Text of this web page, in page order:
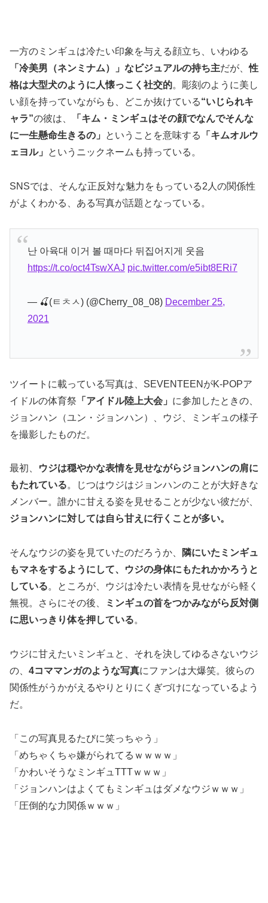
一方のミンギュは冷たい印象を与える顔立ち、いわゆる
「冷美男（ネンミナム）」なビジュアルの持ち主だが、性
格は大型犬のように人懐っこく社交的。彫刻のように美し
い顔を持っていながらも、どこか抜けている“いじられキ
ャラ”の彼は、
「キム・ミンギュはその顔でなんでそんな
に一生懸命生きるの」
ということを意味する
「キムオルウ
ェヨル」
というニックネームも持っている。
SNSでは、そんな正反対な魅力をもっている2人の関係性
がよくわかる、ある写真が話題となっている。
난 아육대 이거 볼 때마다 뒤집어지게 웃음
https://t.co/oct4TswXAJ pic.twitter.com/e5ibt8ERi7
— 🍒(ㅌㅊㅅ) (@Cherry_08_08) December 25,
2021
ツイートに載っている写真は、SEVENTEENがK-POPア
イドルの体育祭 「アイドル陸上大会」 に参加したときの、
ジョンハン（ユン・ジョンハン）、ウジ、ミンギュの様子
を撮影したものだ。
最初、
ウジは穏やかな表情を見せながらジョンハンの肩に
もたれている。じつはウジはジョンハンのことが大好きな
メンバー。誰かに甘える姿を見せることが少ない彼だが、
ジョンハンに対しては自ら甘えに行くことが多い。
そんなウジの姿を見ていたのだろうか、
隣にいたミンギュ
もマネをするようにして、ウジの身体にもたれかかろうと
している。ところが、ウジは冷たい表情を見せながら軽く
無視。さらにその後、
ミンギュの首をつかみながら反対側
に思いっきり体を押している。
ウジに甘えたいミンギュと、それを決してゆるさないウジ
の、 4コママンガのような写真にファンは大爆笑。彼らの
関係性がうかがえるやりとりにくぎづけになっているよう
だ。
「この写真見るたびに笑っちゃう」
「めちゃくちゃ嫌がられてるｗｗｗｗ」
「かわいそうなミンギュTTTｗｗｗ」
「ジョンハンはよくてもミンギュはダメなウジｗｗｗ」
「圧倒的な力関係ｗｗｗ」